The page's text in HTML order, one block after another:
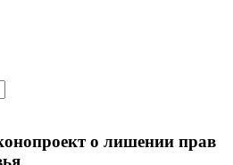
о лишении прав